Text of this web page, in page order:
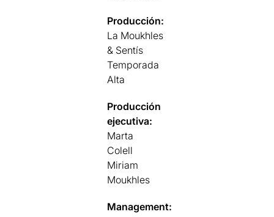
Producción:
La Moukhles
& Sentís
Temporada
Alta
Producción
ejecutiva:
Marta
Colell
Miriam
Moukhles
Management: